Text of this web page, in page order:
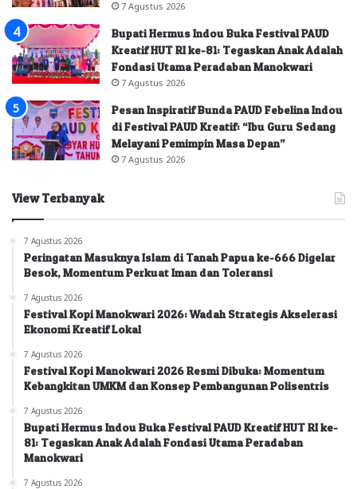
7 Agustus 2026
Bupati Hermus Indou Buka Festival PAUD
Kreatif HUT RI ke-81: Tegaskan Anak Adalah
Fondasi Utama Peradaban Manokwari
7 Agustus 2026
Pesan Inspiratif Bunda PAUD Febelina Indou
di Festival PAUD Kreatif: “Ibu Guru Sedang
Melayani Pemimpin Masa Depan”
7 Agustus 2026
View Terbanyak
7 Agustus 2026
Peringatan Masuknya Islam di Tanah Papua ke-666 Digelar
Besok, Momentum Perkuat Iman dan Toleransi
7 Agustus 2026
Festival Kopi Manokwari 2026: Wadah Strategis Akselerasi
Ekonomi Kreatif Lokal
7 Agustus 2026
Festival Kopi Manokwari 2026 Resmi Dibuka: Momentum
Kebangkitan UMKM dan Konsep Pembangunan Polisentris
7 Agustus 2026
Bupati Hermus Indou Buka Festival PAUD Kreatif HUT RI ke-
81: Tegaskan Anak Adalah Fondasi Utama Peradaban
Manokwari
7 Agustus 2026